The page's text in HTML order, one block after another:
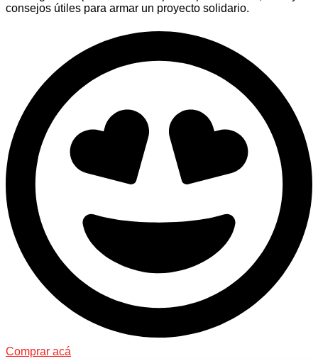
consejos útiles para armar un proyecto solidario.
Comprar acá